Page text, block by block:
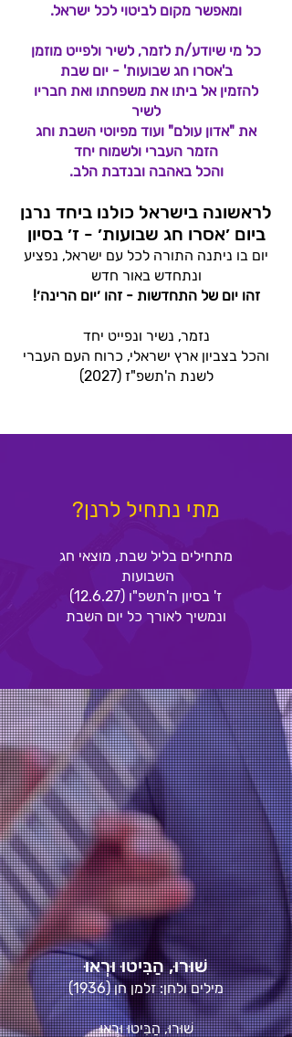
ומאפשר מקום לביטוי לכל ישראל.
כל מי שיודע/ת לזמר, לשיר ולפייט מוזמן
ב'אסרו חג שבועות' - יום שבת
להזמין אל ביתו את משפחתו ואת חבריו
לשיר
את "אדון עולם" ועוד מפיוטי השבת וחג
הזמר העברי ולשמוח יחד
והכל באהבה ובנדבת הלב.
לראשונה בישראל כולנו ביחד נרנן
ביום ׳אסרו חג שבועות׳ - ז׳ בסיון
יום בו ניתנה התורה לכל עם ישראל, נפציע
ונתחדש באור חדש
זהו יום של התחדשות - זהו ׳יום הרינה׳!
נזמר, נשיר ונפייט יחד
והכל בצביון ארץ ישראלי, כרוח העם העברי
לשנת ה'תשפ"ז (2027)
מתי נתחיל לרנן?
מתחילים בליל שבת, מוצאי חג
השבועות
ז' בסיון ה'תשפ"ו (12.6.27)
ונמשיך לאורך כל יום השבת
שׁוּרוּ, הַבִּיטוּ וּרְאוּ
מילים ולחן: זלמן חן (1936)
שׁוּרוּ, הַבִּיטוּ וּרְאוּ